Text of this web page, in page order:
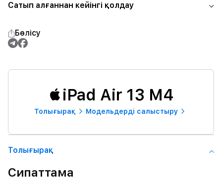
Сатып алғаннан кейінгі қолдау
Бөлісу
iPad Air 13 M4
Толығырақ Модельдерді салыстыру
Толығырақ
Сипаттама